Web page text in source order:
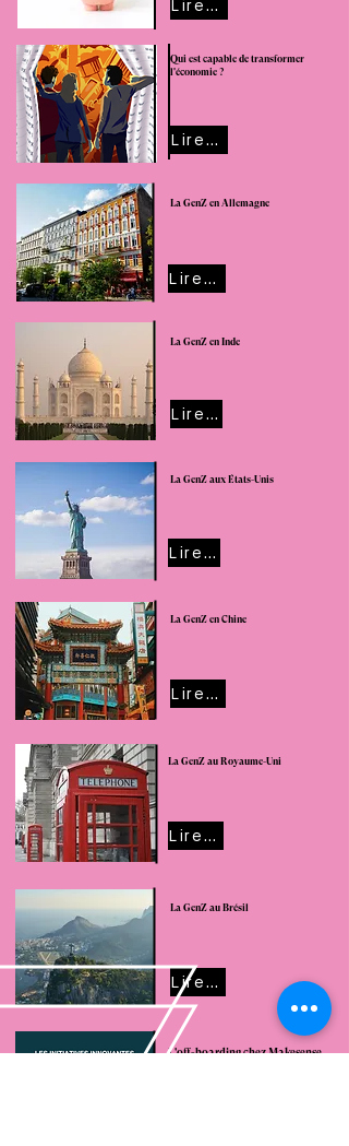
Lire cet article
Qui est capable de transformer
l'économie ?
Lire cet article
Lire cet article
La GenZ en Allemagne
Lire cet article
La GenZ en Inde
La GenZ aux États-Unis
Lire cet article
La GenZ en Chine
Lire cet article
Lire cet article
La GenZ au Royaume-Uni
La GenZ au Brésil
Lire cet article
L'off-boarding chez Makesense